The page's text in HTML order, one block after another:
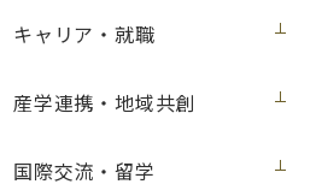
キャリア・就職
産学連携・地域共創
国際交流・留学